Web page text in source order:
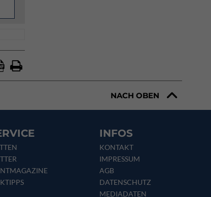
NACH OBEN
INFOS
KONTAKT
IMPRESSUM
AGB
DATENSCHUTZ
MEDIADATEN